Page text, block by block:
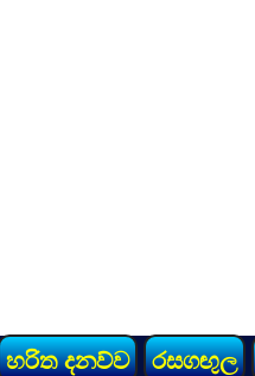
හරිත දනව්ව රසගඟුල